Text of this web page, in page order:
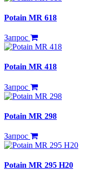
Potain MR 618
Запрос
Potain MR 418
Запрос
Potain MR 298
Запрос
Potain MR 295 H20